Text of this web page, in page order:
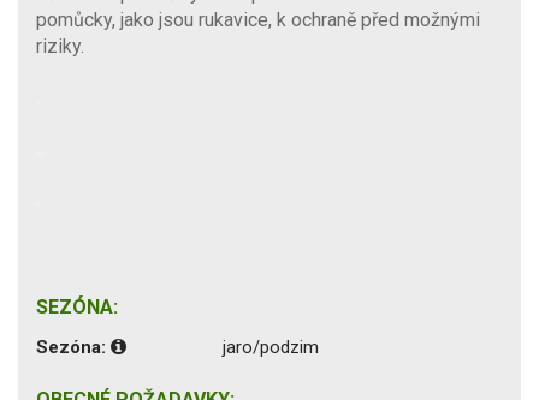
pomůcky, jako jsou rukavice, k ochraně před možnými
riziky.
SEZÓNA:
Sezóna: jaro/podzim